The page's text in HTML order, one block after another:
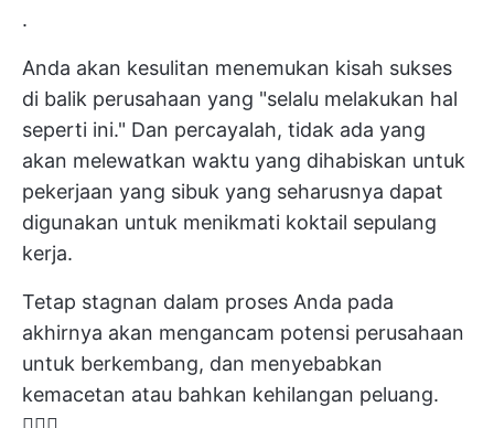
.
Anda akan kesulitan menemukan kisah sukses
di balik perusahaan yang "selalu melakukan hal
seperti ini." Dan percayalah, tidak ada yang
akan melewatkan waktu yang dihabiskan untuk
pekerjaan yang sibuk yang seharusnya dapat
digunakan untuk menikmati koktail sepulang
kerja.
Tetap stagnan dalam proses Anda pada
akhirnya akan mengancam potensi perusahaan
untuk berkembang, dan menyebabkan
kemacetan atau bahkan kehilangan peluang.